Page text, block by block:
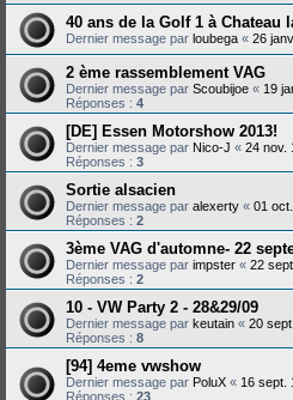
40 ans de la Golf 1 à Chateau
Dernier message par loubega « 26
2 ème rassemblement VAG
Dernier message par Scoubijoe « 19
Réponses : 4
[DE] Essen Motorshow 2013!
Dernier message par Nico-J « 24 nov.
Réponses : 3
Sortie alsacien
Dernier message par alexerty « 01
Réponses : 2
3ème VAG d'automne- 22
Dernier message par impster « 22
Réponses : 2
10 - VW Party 2 - 28&29/09
Dernier message par keutain « 20
Réponses : 8
[94] 4eme vwshow
Dernier message par PoluX « 16 sept.
Réponses : 23